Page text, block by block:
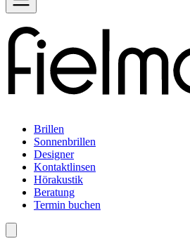
Brillen
Sonnenbrillen
Designer
Kontaktlinsen
Hörakustik
Beratung
Termin buchen